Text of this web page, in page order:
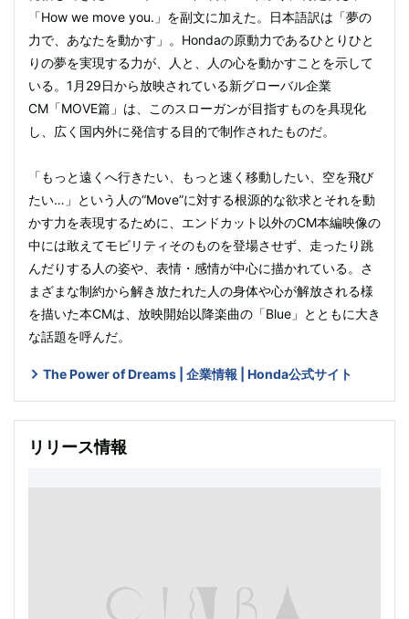
「How we move you.」を副文に加えた。日本語訳は「夢の
力で、あなたを動かす」。Hondaの原動力であるひとりひと
りの夢を実現する力が、人と、人の心を動かすことを示して
いる。1月29日から放映されている新グローバル企業
CM「MOVE篇」は、このスローガンが目指すものを具現化
し、広く国内外に発信する目的で制作されたものだ。
「もっと遠くへ行きたい、もっと速く移動したい、空を飛び
たい…」という人の“Move”に対する根源的な欲求とそれを動
かす力を表現するために、エンドカット以外のCM本編映像の
中には敢えてモビリティそのものを登場させず、走ったり跳
んだりする人の姿や、表情・感情が中心に描かれている。さ
まざまな制約から解き放たれた人の身体や心が解放される様
を描いた本CMは、放映開始以降楽曲の「Blue」とともに大き
な話題を呼んだ。
The Power of Dreams | 企業情報 | Honda公式サイト
リリース情報